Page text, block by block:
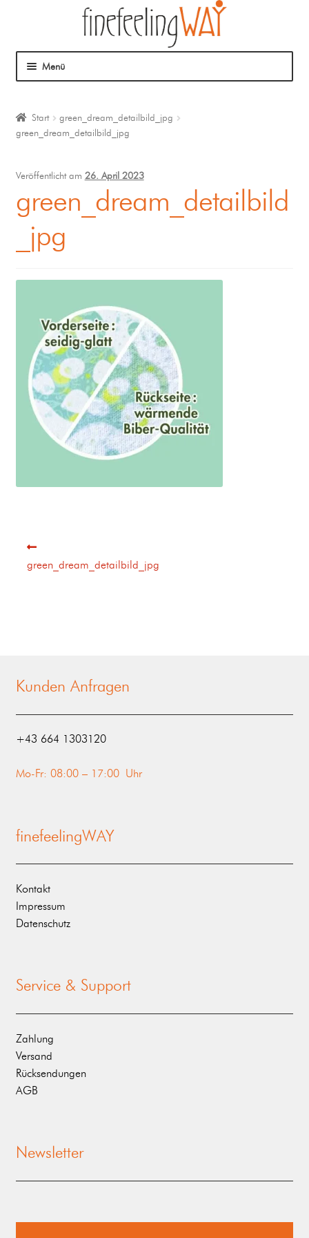
Menü
Mein Angebot
Coaching
Klangmassage
Start
green_dream_detailbild_jpg
green_dream_detailbild_jpg
Veröffentlicht am 26. April 2023
green_dream_detailbild
_jpg
green_dream_detailbild_jpg
Kunden Anfragen
‭+43 664 1303120‬
Mo-Fr: 08:00 – 17:00 Uhr
finefeelingWAY
Kontakt
Impressum
Datenschutz
Service & Support
Zahlung
Versand
Rücksendungen
AGB
Newsletter